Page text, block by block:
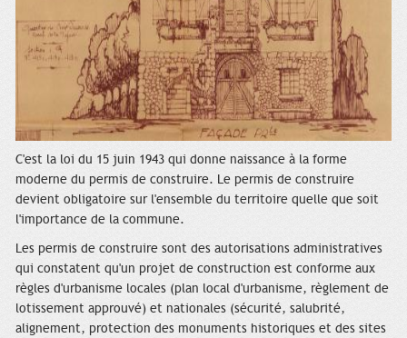
C'est la loi du 15 juin 1943 qui donne naissance à la forme
moderne du permis de construire. Le permis de construire
devient obligatoire sur l'ensemble du territoire quelle que soit
l'importance de la commune.
Les permis de construire sont des autorisations administratives
qui constatent qu'un projet de construction est conforme aux
règles d'urbanisme locales (plan local d'urbanisme, règlement de
lotissement approuvé) et nationales (sécurité, salubrité,
alignement, protection des monuments historiques et des sites